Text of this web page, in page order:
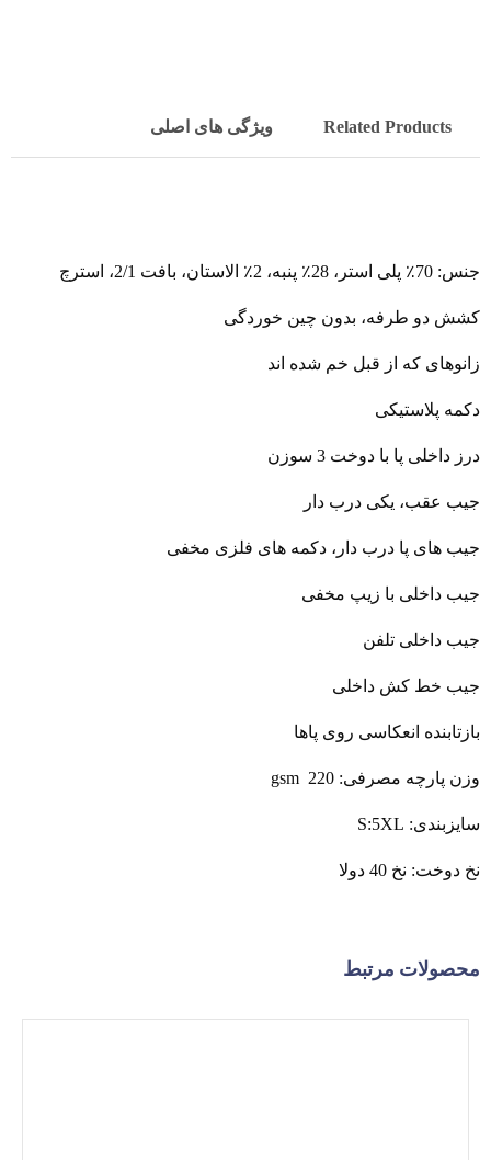
Related Products ویژگی های اصلی
جنس: 70٪ پلی استر، 28٪ پنبه، 2٪ الاستان، بافت 2/1، استرچ
کشش دو طرفه، بدون چین خوردگی
زانوهای که از قبل خم شده اند
دکمه پلاستیکی
درز داخلی پا با دوخت 3 سوزن
جیب عقب، یکی درب دار
جیب های پا درب دار، دکمه های فلزی مخفی
جیب داخلی با زیپ مخفی
جیب داخلی تلفن
جیب خط کش داخلی
بازتابنده انعکاسی روی پاها
وزن پارچه مصرفی: gsm 220
سایزبندی: S:5XL
نخ دوخت: نخ 40 دولا
محصولات مرتبط